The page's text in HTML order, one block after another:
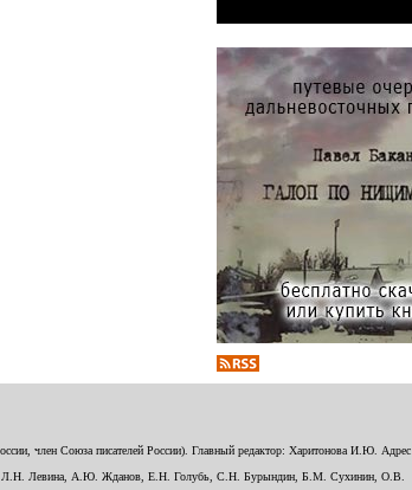
член Союза писателей России). Главный редактор: Харитонова И.Ю. Адрес
Л.Н. Левина, А.Ю. Жданов, Е.Н. Голубь, С.Н. Бурындин, Б.М. Сухинин, О.В.